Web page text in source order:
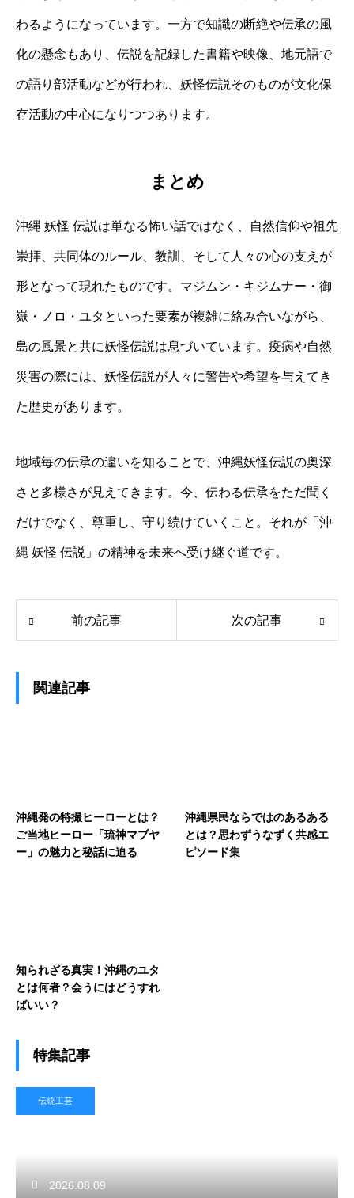
わるようになっています。一方で知識の断絶や伝承の風
化の懸念もあり、伝説を記録した書籍や映像、地元語で
の語り部活動などが行われ、妖怪伝説そのものが文化保
存活動の中心になりつつあります。
まとめ
沖縄 妖怪 伝説は単なる怖い話ではなく、自然信仰や祖先
崇拝、共同体のルール、教訓、そして人々の心の支えが
形となって現れたものです。マジムン・キジムナー・御
嶽・ノロ・ユタといった要素が複雑に絡み合いながら、
島の風景と共に妖怪伝説は息づいています。疫病や自然
災害の際には、妖怪伝説が人々に警告や希望を与えてき
た歴史があります。
地域毎の伝承の違いを知ることで、沖縄妖怪伝説の奥深
さと多様さが見えてきます。今、伝わる伝承をただ聞く
だけでなく、尊重し、守り続けていくこと。それが「沖
縄 妖怪 伝説」の精神を未来へ受け継ぐ道です。
前の記事 次の記事
関連記事
沖縄発の特撮ヒーローとは？
ご当地ヒーロー「琉神マブヤ
ー」の魅力と秘話に迫る
沖縄県民ならではのあるある
とは？思わずうなずく共感エ
ピソード集
知られざる真実！沖縄のユタ
とは何者？会うにはどうすれ
ばいい？
特集記事
伝統工芸
2026.08.09